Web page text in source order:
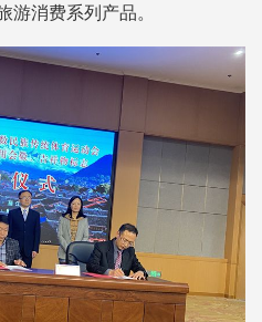
游消费系列产品。